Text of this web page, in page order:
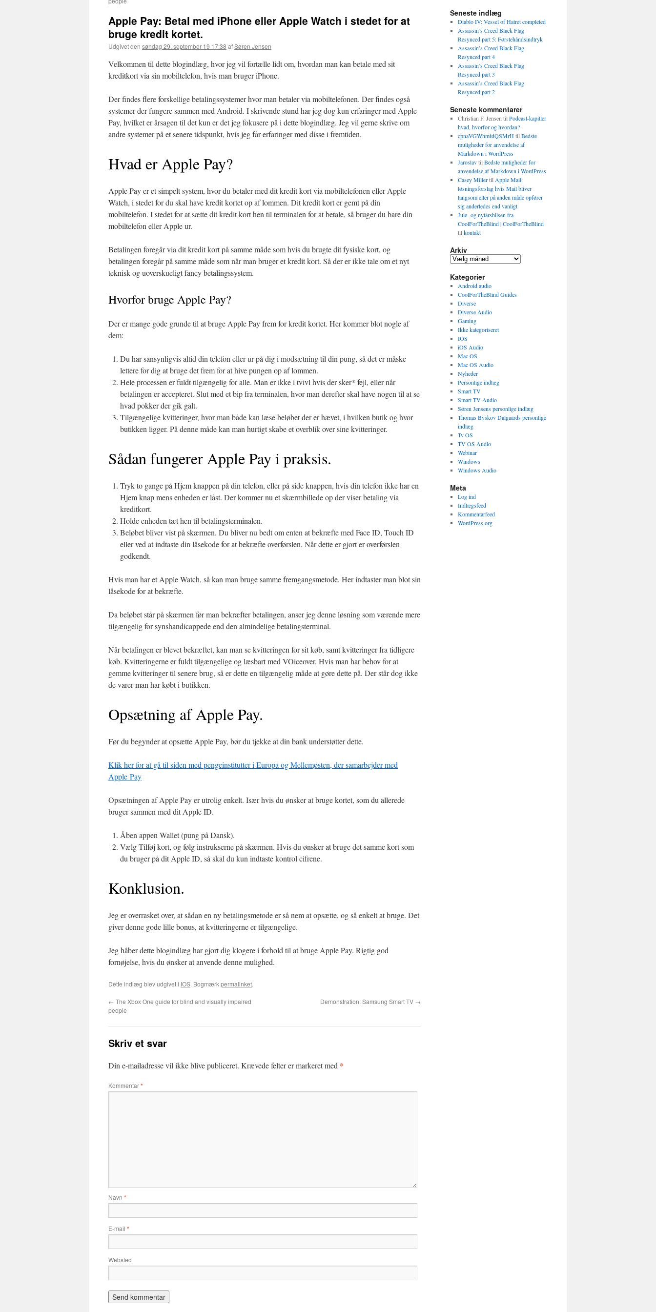
Apple Pay: Betal med iPhone eller Apple Watch i stedet for at
bruge kredit kortet.
Udgivet den søndag 29. september 19 17:38 afSøren Jensen
Velkommen til dette blogindlæg, hvor jeg vil fortælle lidt om, hvordan man kan betale med sit
kreditkort via sin mobiltelefon, hvis man bruger iPhone.
Der findes flere forskellige betalingssystemer hvor man betaler via mobiltelefonen. Der findes også
systemer der fungere sammen med Android. I skrivende stund har jeg dog kun erfaringer med Apple
Pay, hvilket er årsagen til det kun er det jeg fokusere på i dette blogindlæg. Jeg vil gerne skrive om
andre systemer på et senere tidspunkt, hvis jeg får erfaringer med disse i fremtiden.
Hvad er Apple Pay?
Apple Pay er et simpelt system, hvor du betaler med dit kredit kort via mobiltelefonen eller Apple
Watch, i stedet for du skal have kredit kortet op af lommen. Dit kredit kort er gemt på din
mobiltelefon. I stedet for at sætte dit kredit kort hen til terminalen for at betale, så bruger du bare din
mobiltelefon eller Apple ur.
Betalingen foregår via dit kredit kort på samme måde som hvis du brugte dit fysiske kort, og
betalingen foregår på samme måde som når man bruger et kredit kort. Så der er ikke tale om et nyt
teknisk og uoverskueligt fancy betalingssystem.
Hvorfor bruge Apple Pay?
Der er mange gode grunde til at bruge Apple Pay frem for kredit kortet. Her kommer blot nogle af
dem:
Du har sansynligvis altid din telefon eller ur på dig i modsætning til din pung, så det er måske
lettere for dig at bruge det frem for at hive pungen op af lommen.
Hele processen er fuldt tilgængelig for alle. Man er ikke i tvivl hvis der sker* fejl, eller når
betalingen er accepteret. Slut med et bip fra terminalen, hvor man derefter skal have nogen til at se
hvad pokker der gik galt.
Tilgængelige kvitteringer, hvor man både kan læse beløbet der er hævet, i hvilken butik og hvor
butikken ligger. På denne måde kan man hurtigt skabe et overblik over sine kvitteringer.
Sådan fungerer Apple Pay i praksis.
Tryk to gange på Hjem knappen på din telefon, eller på side knappen, hvis din telefon ikke har en
Hjem knap mens enheden er låst. Der kommer nu et skærmbillede op der viser betaling via
kreditkort.
Holde enheden tæt hen til betalingsterminalen.
Beløbet bliver vist på skærmen. Du bliver nu bedt om enten at bekræfte med Face ID, Touch ID
eller ved at indtaste din låsekode for at bekræfte overførslen. Når dette er gjort er overførslen
godkendt.
Hvis man har et Apple Watch, så kan man bruge samme fremgangsmetode. Her indtaster man blot sin
låsekode for at bekræfte.
Da beløbet står på skærmen før man bekræfter betalingen, anser jeg denne løsning som værende mere
tilgængelig for synshandicappede end den almindelige betalingsterminal.
Når betalingen er blevet bekræftet, kan man se kvitteringen for sit køb, samt kvitteringer fra tidligere
køb. Kvitteringerne er fuldt tilgængelige og læsbart med VOiceover. Hvis man har behov for at
gemme kvitteringer til senere brug, så er dette en tilgængelig måde at gøre dette på. Der står dog ikke
de varer man har købt i butikken.
Opsætning af Apple Pay.
Før du begynder at opsætte Apple Pay, bør du tjekke at din bank understøtter dette.
Klik her for at gå til siden med pengeinstitutter i Europa og Mellemøsten, der samarbejder med
Apple Pay
Opsætningen af Apple Pay er utrolig enkelt. Især hvis du ønsker at bruge kortet, som du allerede
bruger sammen med dit Apple ID.
Åben appen Wallet (pung på Dansk).
Vælg Tilføj kort, og følg instrukserne på skærmen. Hvis du ønsker at bruge det samme kort som
du bruger på dit Apple ID, så skal du kun indtaste kontrol cifrene.
Konklusion.
Jeg er overrasket over, at sådan en ny betalingsmetode er så nem at opsætte, og så enkelt at bruge. Det
giver denne gode lille bonus, at kvitteringerne er tilgængelige.
Jeg håber dette blogindlæg har gjort dig klogere i forhold til at bruge Apple Pay. Rigtig god
fornøjelse, hvis du ønsker at anvende denne mulighed.
Dette indlæg blev udgivet i IOS. Bogmærkpermalinket.
← The Xbox One guide for blind and visually impaired
people
Demonstration: Samsung Smart TV →
Skriv et svar
Din e-mailadresse vil ikke blive publiceret. Krævede felter er markeret med *
Kommentar*
Navn *
E-mail *
Websted
Seneste indlæg
Diablo IV: Vessel of Hatret completed
Assassin’s Creed Black Flag
Resynced part 5: Førstehåndsindtryk
Assassin’s Creed Black Flag
Resynced part 4
Assassin’s Creed Black Flag
Resynced part 3
Assassin’s Creed Black Flag
Resynced part 2
Seneste kommentarer
Christian F. Jensen tilPodcast-kapitler
hvad, hvorfor og hvordan?
cpnaVGWhmfdQSMrHtilBedste
muligheder for anvendelse af
Markdown i WordPress
JaroslavtilBedste muligheder for
anvendelse af Markdown i WordPress
Casey Millertil Apple Mail:
løsningsforslag hvis Mail bliver
langsom eller på anden måde opfører
sig anderledes end vanligt
Jule- og nytårshilsen fra
CoolForTheBlind | CoolForTheBlind
tilkontakt
Arkiv
Arkiv
Kategorier
Android audio
CoolForTheBlind Guides
Diverse
Diverse Audio
Gaming
Ikke kategoriseret
IOS
iOS Audio
Mac OS
Mac OS Audio
Nyheder
Personlige indlæg
Smart TV
Smart TV Audio
Søren Jensens personlige indlæg
Thomas Byskov Dalgaards personlige
indlæg
Tv OS
TV OS Audio
Webinar
Windows
Windows Audio
Meta
Log ind
Indlægsfeed
Kommentarfeed
WordPress.org